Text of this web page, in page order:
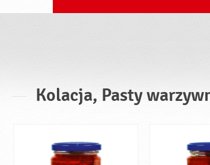
Kolacja, Pasty